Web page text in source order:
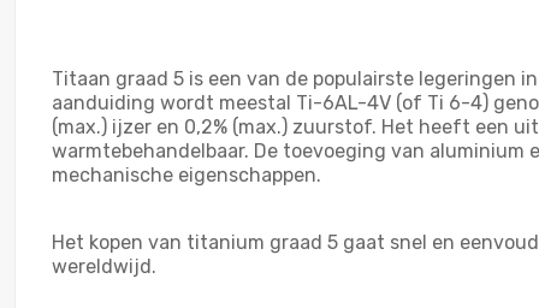
Titaan graad 5 is een van de populairste
aanduiding wordt meestal Ti-6AL-4V (of Ti 6-4)
(max.) ijzer en 0,2% (max.) zuurstof. Het heeft een
warmtebehandelbaar. De toevoeging van
mechanische eigenschappen.
Het kopen van titanium graad 5 gaat snel en
wereldwijd.